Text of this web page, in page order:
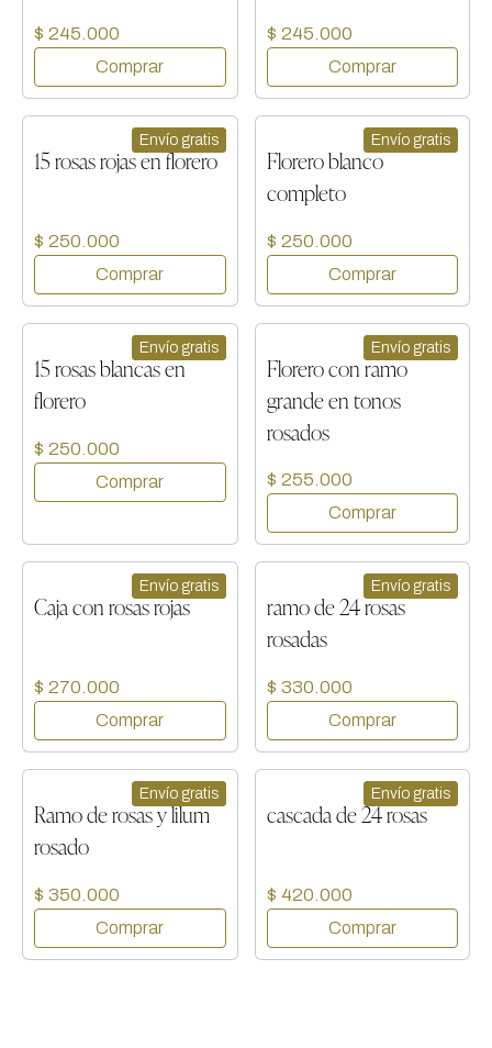
$ 245.000 $ 245.000
Envío gratis
15 rosas rojas en florero
$ 250.000
Envío gratis
Florero blanco
completo
$ 250.000
Envío gratis
15 rosas blancas en
florero
$ 250.000
Envío gratis
Florero con ramo
grande en tonos
rosados
$ 255.000
Envío gratis
Caja con rosas rojas
$ 270.000
Envío gratis
ramo de 24 rosas
rosadas
$ 330.000
Envío gratis
Ramo de rosas y lilum
rosado
$ 350.000
Envío gratis
cascada de 24 rosas
$ 420.000